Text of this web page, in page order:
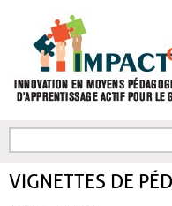
FORMULAIRE DE
VIGNETTES DE